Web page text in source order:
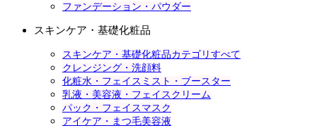
ファンデーション・パウダー
スキンケア・基礎化粧品
スキンケア・基礎化粧品カテゴリすべて
クレンジング・洗顔料
化粧水・フェイスミスト・ブースター
乳液・美容液・フェイスクリーム
パック・フェイスマスク
アイケア・まつ毛美容液